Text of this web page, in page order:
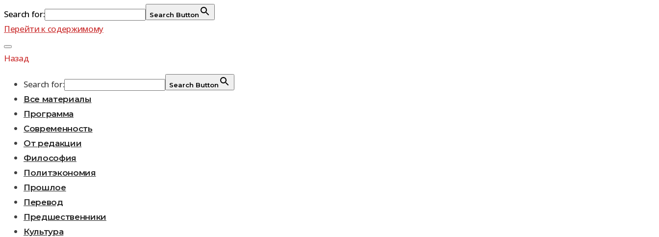
Search for: Search Button
Перейти к содержимому
Назад
Search for: Search Button
Все материалы
Программа
Современность
От редакции
Философия
Политэкономия
Прошлое
Перевод
Предшественники
Культура